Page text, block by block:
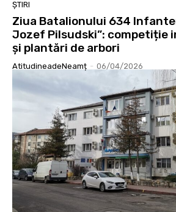
ȘTIRI
Ziua Batalionului 634
Jozef Pilsudski”: competiție
și plantări de arbori
AtitudineadeNeamț - 06/04/2026